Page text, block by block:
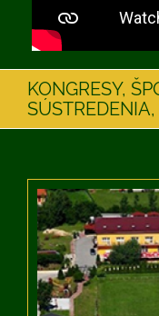
KONGRESY,
SÚSTREDENIA,